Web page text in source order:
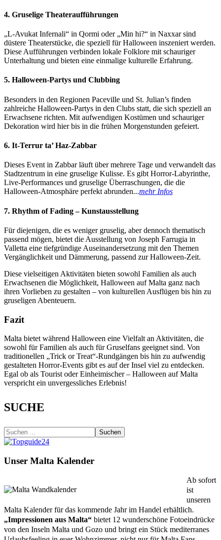
4. Gruselige Theateraufführungen
„L-Avukat Infernali“ in Qormi oder „Min hi?“ in Naxxar sind
düstere Theaterstücke, die speziell für Halloween inszeniert werden.
Diese Aufführungen verbinden lokale Folklore mit schauriger
Unterhaltung und bieten eine einmalige kulturelle Erfahrung.
5. Halloween-Partys und Clubbing
Besonders in den Regionen Paceville und St. Julian’s finden
zahlreiche Halloween-Partys in den Clubs statt, die sich speziell an
Erwachsene richten. Mit aufwendigen Kostümen und schauriger
Dekoration wird hier bis in die frühen Morgenstunden gefeiert.
6. It-Terrur ta’ Haz-Zabbar
Dieses Event in Zabbar läuft über mehrere Tage und verwandelt das
Stadtzentrum in eine gruselige Kulisse. Es gibt Horror-Labyrinthe,
Live-Performances und gruselige Überraschungen, die die
Halloween-Atmosphäre perfekt abrunden...mehr Infos
7. Rhythm of Fading – Kunstausstellung
Für diejenigen, die es weniger gruselig, aber dennoch thematisch
passend mögen, bietet die Ausstellung von Joseph Farrugia in
Valletta eine tiefgründige Auseinandersetzung mit den Themen
Vergänglichkeit und Dämmerung, passend zur Halloween-Zeit.
Diese vielseitigen Aktivitäten bieten sowohl Familien als auch
Erwachsenen die Möglichkeit, Halloween auf Malta ganz nach
ihren Vorlieben zu gestalten – von kulturellen Ausflügen bis hin zu
gruseligen Abenteuern.
Fazit
Malta bietet während Halloween eine Vielfalt an Aktivitäten, die
sowohl für Familien als auch für Gruselfans geeignet sind. Von
traditionellen „Trick or Treat“-Rundgängen bis hin zu aufwendig
gestalteten Horror-Events gibt es auf der Insel viel zu entdecken.
Egal ob als Tourist oder Einheimischer – Halloween auf Malta
verspricht ein unvergessliches Erlebnis!
SUCHE
Suchen
Unser Malta Kalender
Ab sofort
ist
unseren
Malta Kalender für das kommende Jahr im Handel erhältlich.
„Impressionen aus Malta“ bietet 12 wunderschöne Fotoeindrücke
von den Inseln Malta und Gozo und bringt ein Stück mediterranes